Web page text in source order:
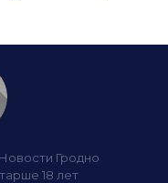
Гродно
18 лет